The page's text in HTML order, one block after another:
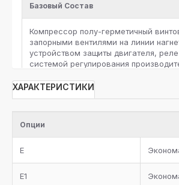
Базовый Состав
Компрессор полу-герметичный
запорными вентилями на линии
устройством защиты двигателя,
системой регулирования
каждый компрессор
предохранительным клапаном,
электронным расширительным
каждого контура хладагента
ХАРАКТЕРИСТИКИ
Опции
E
E1